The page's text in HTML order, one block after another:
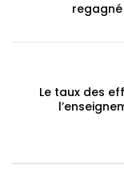
Le taux des